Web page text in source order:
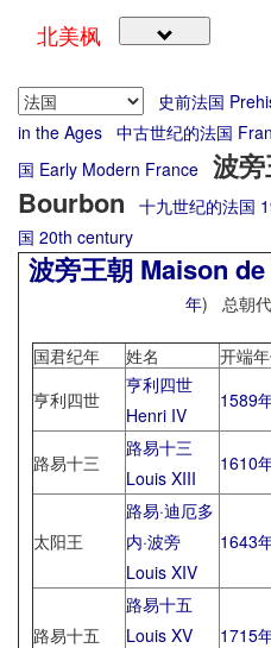
北美枫
史前法国
in the Ages 中古世纪的法国
国 Early Modern France 波
Bourbon
十九世纪的法国
国 20th century
波旁王朝 Maison
年) 总朝
国君纪年 姓名 开端
亨利四世
亨利四世
Henri IV
1589
路易十三
路易十三
Louis XIII
1610
太阳王
路易·迪厄多
内·波旁
Louis XIV
1643
路易十五
路易十五
Louis XV
1715